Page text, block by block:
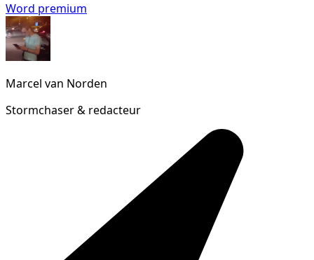
Word premium
Marcel van Norden
Stormchaser & redacteur